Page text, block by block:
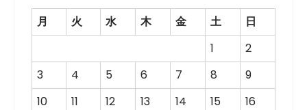
月 火 水 木 金 土
日
1
2
3
4 5 6 7 8
9
10
11 12 13 14 15
16